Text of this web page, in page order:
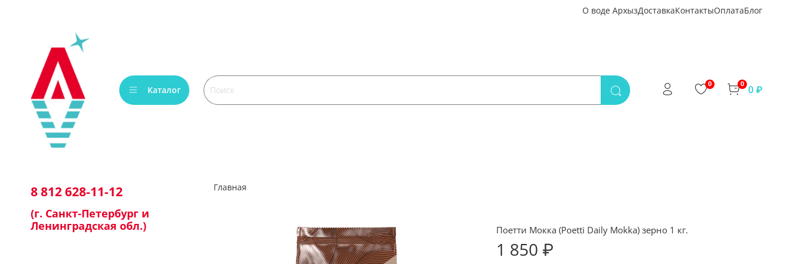
О воде АрхызДоставкаКонтактыОплатаБлог
Каталог
0 0 0 ₽
Главная
Поетти Мокка (Poetti Daily Mokka) зерно 1 кг.
1 850 ₽
8 812 628-11-12
(г. Санкт-Петербург и
Ленинградская обл.)